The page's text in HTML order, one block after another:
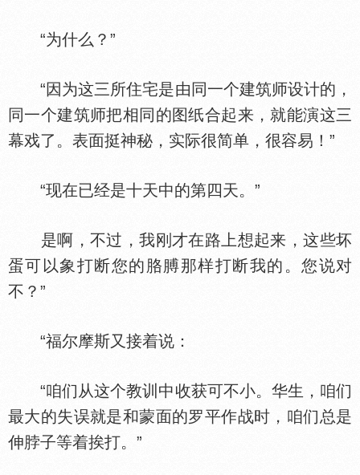
“为什么？”
“因为这三所住宅是由同一个建筑师设计的，
同一个建筑师把相同的图纸合起来，就能演这三
幕戏了。表面挺神秘，实际很简单，很容易！”
“现在已经是十天中的第四天。”
是啊，不过，我刚才在路上想起来，这些坏
蛋可以象打断您的胳膊那样打断我的。您说对
不？”
“福尔摩斯又接着说：
“咱们从这个教训中收获可不小。华生，咱们
最大的失误就是和蒙面的罗平作战时，咱们总是
伸脖子等着挨打。”